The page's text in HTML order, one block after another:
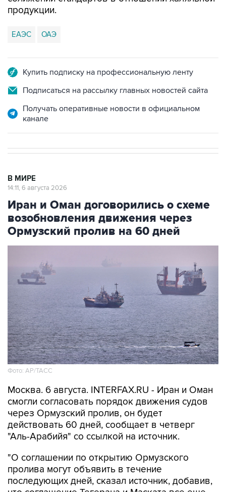
продукции.
ЕАЭС ОАЭ
Купить подписку на профессиональную ленту
Подписаться на рассылку главных новостей сайта
Получать оперативные новости в официальном
канале
В МИРЕ
14:11, 6 августа 2026
Иран и Оман договорились о схеме
возобновления движения через
Ормузский пролив на 60 дней
Фото: AP/ТАСС
Москва. 6 августа. INTERFAX.RU - Иран и Оман
смогли согласовать порядок движения судов
через Ормузский пролив, он будет
действовать 60 дней, сообщает в четверг
"Аль-Арабийя" со ссылкой на источник.
"О соглашении по открытию Ормузского
пролива могут объявить в течение
последующих дней, сказал источник, добавив,